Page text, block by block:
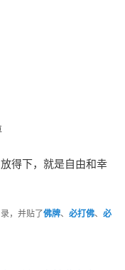
得下，就是自由和幸
，并贴了佛牌、 必打佛、 必